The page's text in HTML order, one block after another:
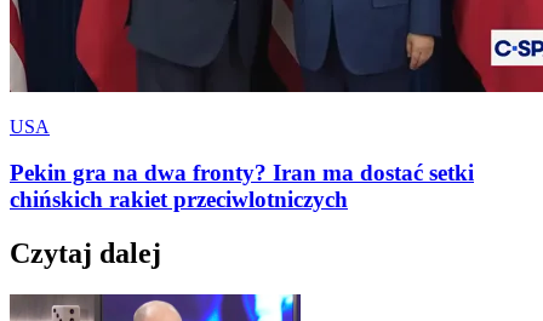
USA
Pekin gra na dwa fronty? Iran ma dostać setki
chińskich rakiet przeciwlotniczych
Czytaj dalej